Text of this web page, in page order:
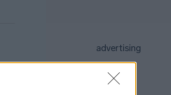
Τουρνάς: Το ΠΣ αντιμετώπισε
πρωτοφανείς ακραίες συνθήκες